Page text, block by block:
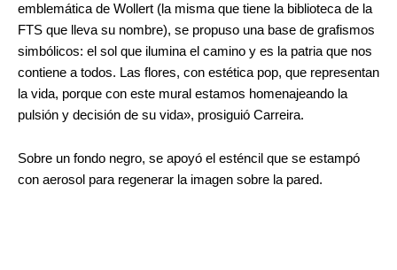
emblemática de Wollert (la misma que tiene la biblioteca de la
FTS que lleva su nombre), se propuso una base de grafismos
simbólicos: el sol que ilumina el camino y es la patria que nos
contiene a todos. Las flores, con estética pop, que representan
la vida, porque con este mural estamos homenajeando la
pulsión y decisión de su vida», prosiguió Carreira.
Sobre un fondo negro, se apoyó el esténcil que se estampó
con aerosol para regenerar la imagen sobre la pared.